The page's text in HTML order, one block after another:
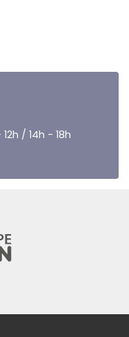
/ 14h - 18h